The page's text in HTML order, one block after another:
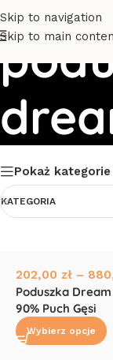
Skip to navigation
Skip to main
Pokaż kategorie
KATEGORIA
202,00 zł –
Poduszka
90% Puch Gęsi
Wybierz opcje